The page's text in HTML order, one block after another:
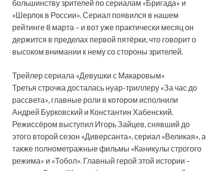
большинству зрителей по сериалам «Бригада» и
«Шерлок в России». Сериал появился в нашем
рейтинге 8 марта – и вот уже практически месяц он
держится в пределах первой пятёрки, что говорит о
высоком внимании к нему со стороны зрителей.
Трейлер сериала «Девушки с Макаровым»
Третья строчка досталась нуар-триллеру «За час до
рассвета», главные роли в котором исполнили
Андрей Бурковский и Константин Хабенский.
Режиссёром выступил Игорь Зайцев, снявший до
этого второй сезон «Диверсанта», сериал «Великая», а
также полнометражные фильмы «Каникулы строгого
режима» и «Тобол». Главный герой этой истории –